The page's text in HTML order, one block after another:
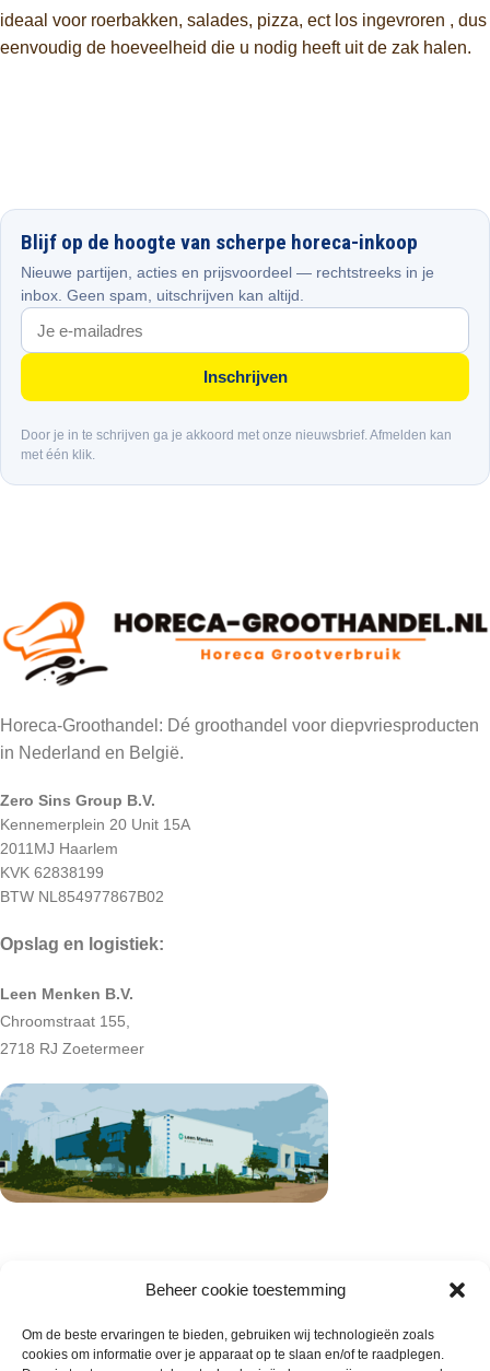
Beheer cookie toestemming
Om de beste ervaringen te bieden, gebruiken wij technologieën zoals
cookies om informatie over je apparaat op te slaan en/of te raadplegen.
ideaal voor roerbakken, salades, pizza, ect los ingevroren , dus
eenvoudig de hoeveelheid die u nodig heeft uit de zak halen.
Blijf op de hoogte van scherpe horeca-inkoop
Nieuwe partijen, acties en prijsvoordeel — rechtstreeks in je
inbox. Geen spam, uitschrijven kan altijd.
Inschrijven
Door je in te schrijven ga je akkoord met onze nieuwsbrief. Afmelden kan
met één klik.
Horeca-Groothandel: Dé groothandel voor diepvriesproducten
in Nederland en België.
Zero Sins Group B.V.
Kennemerplein 20 Unit 15A
2011MJ Haarlem
KVK 62838199
BTW NL854977867B02
Opslag en logistiek:
Leen Menken B.V.
Chroomstraat 155,
2718 RJ Zoetermeer